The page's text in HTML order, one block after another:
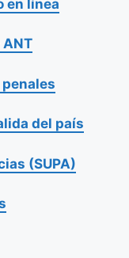
en línea
del país
(SUPA)